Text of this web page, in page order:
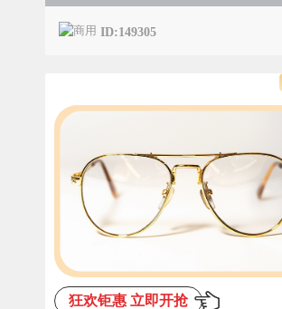
ID:149305
狂欢钜惠 立即开抢